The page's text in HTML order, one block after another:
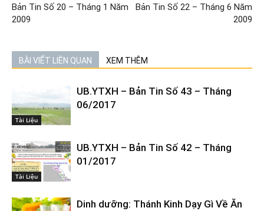
Bản Tin Số 20 – Tháng 1 Năm
2009
Bản Tin Số 22 – Tháng 6 Năm
2009
BÀI VIẾT LIÊN QUAN XEM THÊM
Tài Liệu
UB.YTXH – Bản Tin Số 43 – Tháng
06/2017
Tài Liệu
UB.YTXH – Bản Tin Số 42 – Tháng
01/2017
Dinh dưỡng: Thánh Kinh Dạy Gì Về Ăn